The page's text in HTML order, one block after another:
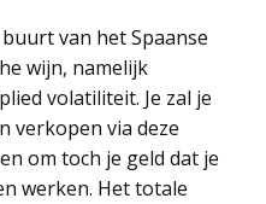
van het Spaanse
wijn, namelijk
volatiliteit. Je zal je
verkopen via deze
om toch je geld dat je
werken. Het totale